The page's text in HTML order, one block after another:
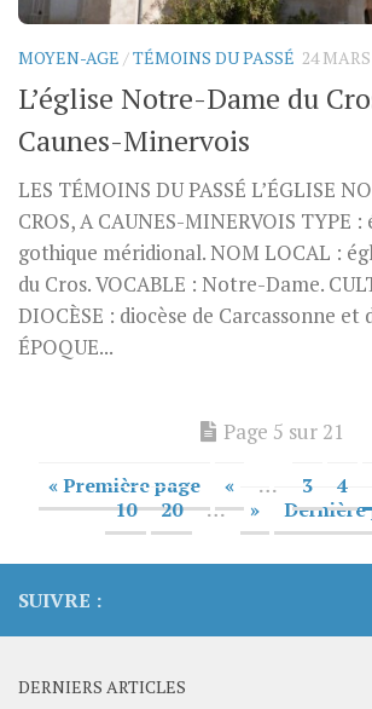
MOYEN-AGE /TÉMOINS DU PASSÉ 24
L’église Notre-Dame du
Caunes-Minervois
LES TÉMOINS DU PASSÉ L’ÉGLISE
CROS, A CAUNES-MINERVOIS TYPE :
gothique méridional. NOM LOCAL :
du Cros. VOCABLE : Notre-Dame.
DIOCÈSE : diocèse de Carcassonne et
ÉPOQUE...
Page 5 sur 21
« Première page « … 3 4
10
20 … » Dernière
SUIVRE :
DERNIERS ARTICLES